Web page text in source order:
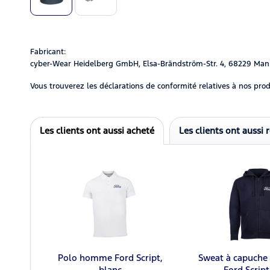
Fabricant:
cyber-Wear Heidelberg GmbH, Elsa-Brändström-Str. 4, 68229
Vous trouverez les déclarations de conformité relatives à nos
Les clients ont aussi acheté Les clients ont aussi
Polo homme Ford Script,
Sweat à